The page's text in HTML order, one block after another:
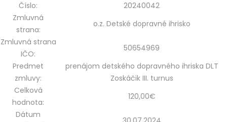
Číslo:
20240042
Zmluvná
strana:
o.z. Detské dopravné ihrisko
Zmluvná strana
IČO:
50654969
Predmet
zmluvy:
prenájom detského dopravného ihriska DLT
Zoskáčik III. turnus
Celková
hodnota:
120,00€
Dátum